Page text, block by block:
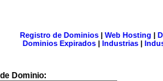
Registro de Dominios| Web Hosting |
Dominios Expirados | Industrias |
Dominio: